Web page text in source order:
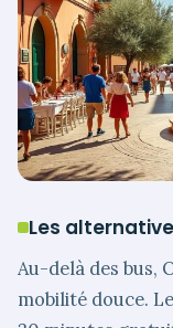
Les
Au-delà des bus,
mobilité douce.